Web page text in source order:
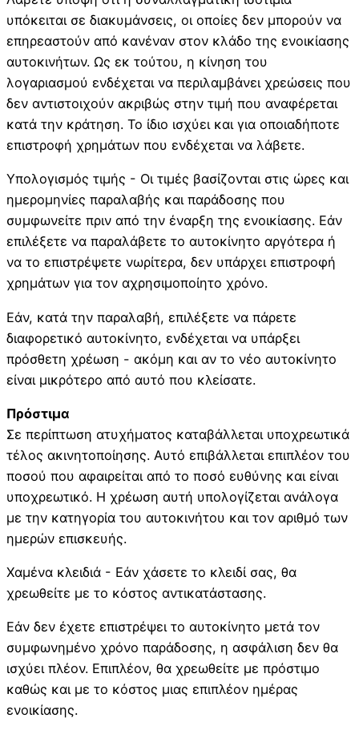
υπόκειται σε διακυμάνσεις, οι οποίες δεν μπορούν να
επηρεαστούν από κανέναν στον κλάδο της ενοικίασης
αυτοκινήτων. Ως εκ τούτου, η κίνηση του
λογαριασμού ενδέχεται να περιλαμβάνει χρεώσεις που
δεν αντιστοιχούν ακριβώς στην τιμή που αναφέρεται
κατά την κράτηση. Το ίδιο ισχύει και για οποιαδήποτε
επιστροφή χρημάτων που ενδέχεται να λάβετε.
Υπολογισμός τιμής - Οι τιμές βασίζονται στις ώρες και
ημερομηνίες παραλαβής και παράδοσης που
συμφωνείτε πριν από την έναρξη της ενοικίασης. Εάν
επιλέξετε να παραλάβετε το αυτοκίνητο αργότερα ή
να το επιστρέψετε νωρίτερα, δεν υπάρχει επιστροφή
χρημάτων για τον αχρησιμοποίητο χρόνο.
Εάν, κατά την παραλαβή, επιλέξετε να πάρετε
διαφορετικό αυτοκίνητο, ενδέχεται να υπάρξει
πρόσθετη χρέωση - ακόμη και αν το νέο αυτοκίνητο
είναι μικρότερο από αυτό που κλείσατε.
Πρόστιμα
Σε περίπτωση ατυχήματος καταβάλλεται υποχρεωτικά
τέλος ακινητοποίησης. Αυτό επιβάλλεται επιπλέον του
ποσού που αφαιρείται από το ποσό ευθύνης και είναι
υποχρεωτικό. Η χρέωση αυτή υπολογίζεται ανάλογα
με την κατηγορία του αυτοκινήτου και τον αριθμό των
ημερών επισκευής.
Χαμένα κλειδιά - Εάν χάσετε το κλειδί σας, θα
χρεωθείτε με το κόστος αντικατάστασης.
Εάν δεν έχετε επιστρέψει το αυτοκίνητο μετά τον
συμφωνημένο χρόνο παράδοσης, η ασφάλιση δεν θα
ισχύει πλέον. Επιπλέον, θα χρεωθείτε με πρόστιμο
καθώς και με το κόστος μιας επιπλέον ημέρας
ενοικίασης.